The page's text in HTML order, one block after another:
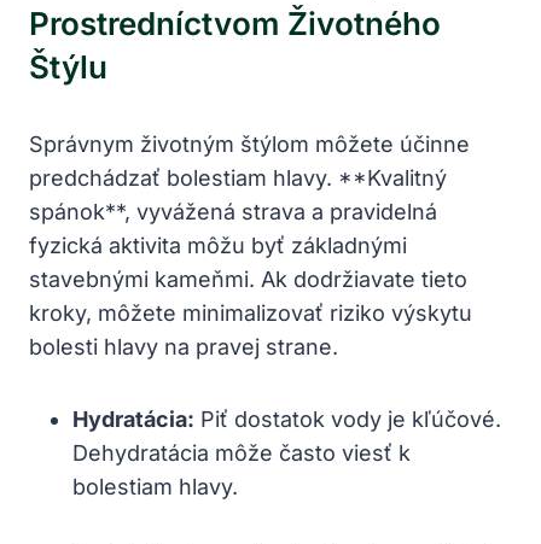
Prostredníctvom Životného
Štýlu
Správnym životným štýlom môžete účinne
predchádzať bolestiam hlavy. **Kvalitný
spánok**, vyvážená strava a pravidelná
fyzická aktivita môžu byť základnými
stavebnými kameňmi. Ak dodržiavate tieto
kroky, môžete minimalizovať riziko výskytu
bolesti hlavy na pravej strane.
Hydratácia: Piť dostatok vody je kľúčové.
Dehydratácia môže často viesť k
bolestiam hlavy.